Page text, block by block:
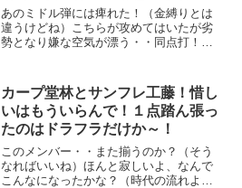
し！
あのミドル弾には痺れた！（金縛りとは
違うけどね）こちらが攻めてはいたが劣
勢となり嫌な空気が漂う・・同点打！と
田！あのミドルには感激すら覚えたで～
～！
カープ堂林とサンフレ工藤！惜し
いはもういらんで！１点踏ん張っ
たのはドラフラだけか～！
このメンバー・・また揃うのか？（そう
なればいいね）ほんと寂しいよ、なんで
こんなになったかな？（時代の流れよ）